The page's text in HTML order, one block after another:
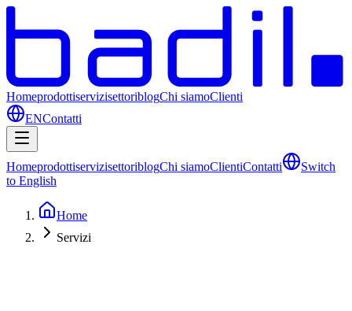
HomeprodottiservizisettoriblogChi siamoClienti
ENContatti
HomeprodottiservizisettoriblogChi siamoClientiContatti
Switch
to English
Home
Servizi